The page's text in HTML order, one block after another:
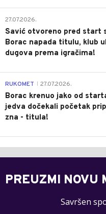
27.07.2026.
Savić otvoreno pred start
Borac napada titulu, klub
dugova prema igračima!
RUKOMET 27.07.2026.
Borac krenuo jako od
jedva dočekali početak
zna - titula!
PREUZMI NOVU
Savršen